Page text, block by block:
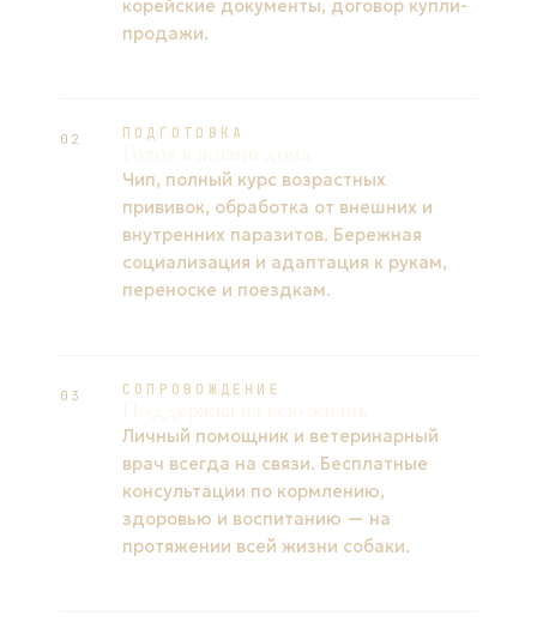
корейские документы, договор купли-
продажи.
02 ПОДГОТОВКА
Чип, полный курс возрастных
прививок, обработка от внешних и
внутренних паразитов. Бережная
социализация и адаптация к рукам,
переноске и поездкам.
03 СОПРОВОЖДЕНИЕ
Личный помощник и ветеринарный
врач всегда на связи. Бесплатные
консультации по кормлению,
здоровью и воспитанию — на
протяжении всей жизни собаки.